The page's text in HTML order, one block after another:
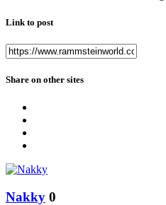
Link to post
Share on other sites
Nakky 0